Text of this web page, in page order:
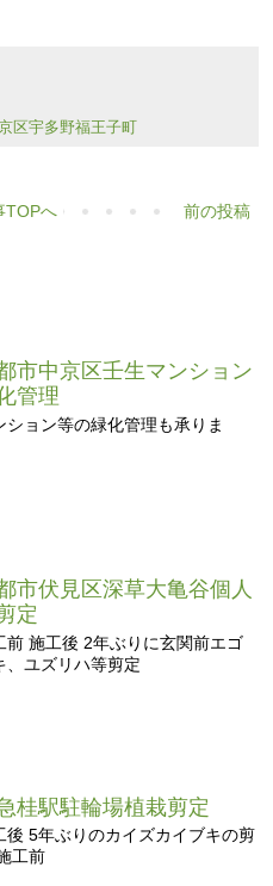
区宇多野福王子町
前の投稿
TOPへ
市中京区壬生マンション
管理
ション等の緑化管理も承りま
市伏見区深草大亀谷個人
定
前 施工後 2年ぶりに玄関前エゴ
、ユズリハ等剪定
桂駅駐輪場植栽剪定
後 5年ぶりのカイズカイブキの剪
工前